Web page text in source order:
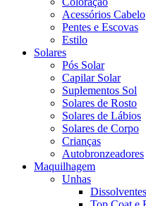
Acessórios Cabelo
Pentes e Escovas
Estilo
Solares
Pós Solar
Capilar Solar
Suplementos Sol
Solares de Rosto
Solares de Lábios
Solares de Corpo
Crianças
Autobronzeadores
Maquilhagem
Unhas